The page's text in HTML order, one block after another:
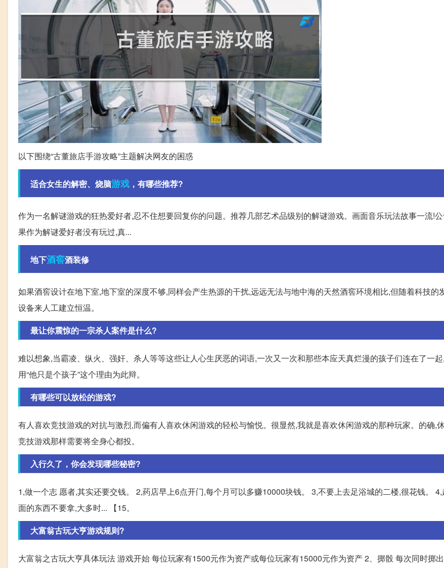
以下围绕“古董旅店手游攻略”主题解决网友的困惑
适合女生的解密、烧脑游戏 ，有哪些推荐?
作为一名解谜游戏的狂热爱好者,忍不住想要回复你的问题。推荐几部艺术品级别的解谜游戏。画面音乐玩法故事一流!
果作为解谜爱好者没有玩过,真...
地下酒窖酒装修
如果酒窖设计在地下室,地下室的深度不够,同样会产生热源的干扰,远远无法与地中海的天然酒窖环境相比,但随着科技的
设备来人工建立恒温。
最让你震惊的一宗杀人案件是什么?
难以想象,当霸凌、纵火、强奸、杀人等等这些让人心生厌恶的词语,一次又一次和那些本应天真烂漫的孩子们连在了一
用“他只是个孩子”这个理由为此辩。
有哪些可以放松的游戏?
有人喜欢竞技游戏的对抗与激烈,而偏有人喜欢休闲游戏的轻松与愉悦。很显然,我就是喜欢休闲游戏的那种玩家。的确,
竞技游戏那样需要将全身心都投。
入行久了，你会发现哪些秘密?
1,做一个志 愿者,其实还要交钱。 2,药店早上6点开门,每个月可以多赚10000块钱。 3,不要上去足浴城的二楼,很花钱。
面的东西不要拿,大多时... 【15。
大富翁古玩大亨游戏规则?
大富翁之古玩大亨具体玩法 游戏开始 每位玩家有1500元作为资产或每位玩家有15000元作为资产 2、掷骰 每次同时掷